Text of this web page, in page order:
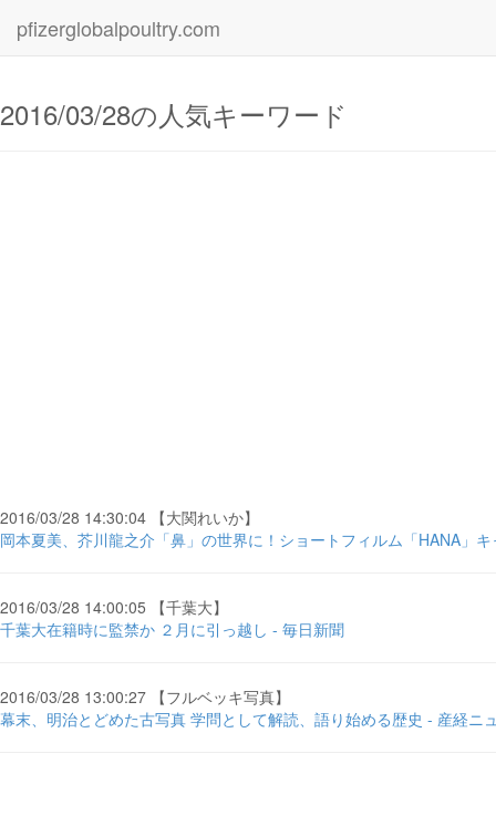
pfizerglobalpoultry.com
2016/03/28の人気キーワード
2016/03/28 14:30:04 【大関れいか】
岡本夏美、芥川龍之介「鼻」の世界に！ショートフィルム「HANA」
2016/03/28 14:00:05 【千葉大】
千葉大在籍時に監禁か ２月に引っ越し - 毎日新聞
2016/03/28 13:00:27 【フルベッキ写真】
幕末、明治とどめた古写真 学問として解読、語り始める歴史 - 産経ニ